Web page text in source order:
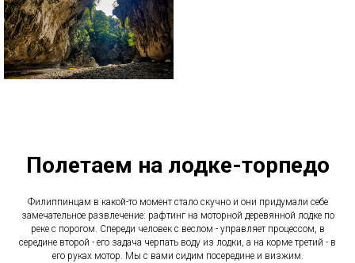
Полетаем на лодке-торпедо
Филиппинцам в какой-то момент стало скучно и они придумали себе
замечательное развлечение: рафтинг на моторной деревянной лодке по
реке с порогом. Спереди человек с веслом - управляет процессом, в
середине второй - его задача черпать воду из лодки, а на корме третий - в
его руках мотор. Мы с вами сидим посередине и визжим.